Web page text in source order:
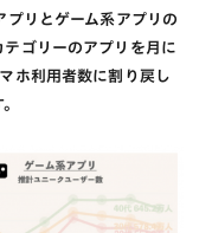
プリとゲーム系アプリの
ゴリーのアプリを月に
ホ利用者数に割り戻し